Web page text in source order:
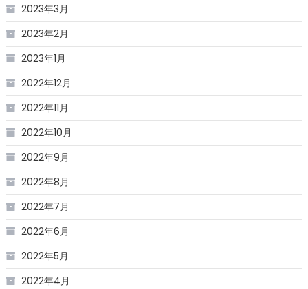
2023年3月
2023年2月
2023年1月
2022年12月
2022年11月
2022年10月
2022年9月
2022年8月
2022年7月
2022年6月
2022年5月
2022年4月